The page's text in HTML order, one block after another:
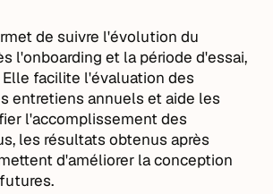
de suivre l'évolution du
l'onboarding et la période d'essai,
facilite l'évaluation des
entretiens annuels et aide les
l'accomplissement des
les résultats obtenus après
d'améliorer la conception